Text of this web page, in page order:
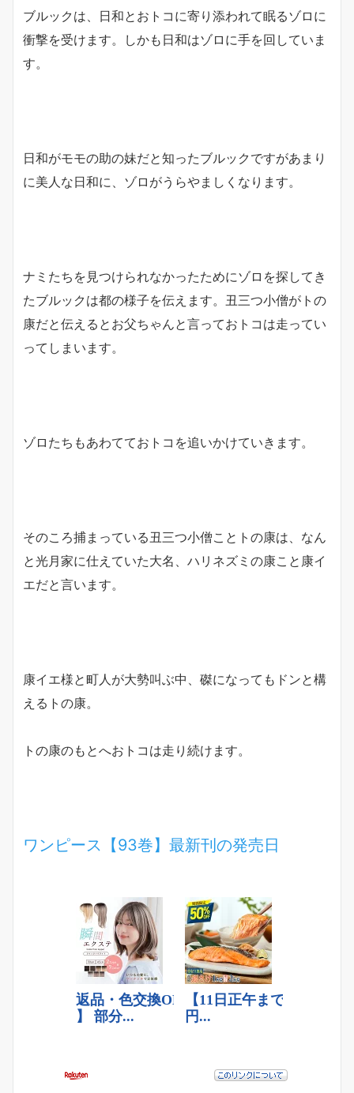
ブルックは、日和とおトコに寄り添われて眠るゾロに
衝撃を受けます。しかも日和はゾロに手を回していま
す。
日和がモモの助の妹だと知ったブルックですがあまり
に美人な日和に、ゾロがうらやましくなります。
ナミたちを見つけられなかったためにゾロを探してき
たブルックは都の様子を伝えます。丑三つ小僧がトの
康だと伝えるとお父ちゃんと言っておトコは走ってい
ってしまいます。
ゾロたちもあわてておトコを追いかけていきます。
そのころ捕まっている丑三つ小僧ことトの康は、なん
と光月家に仕えていた大名、ハリネズミの康こと康イ
エだと言います。
康イエ様と町人が大勢叫ぶ中、磔になってもドンと構
えるトの康。
トの康のもとへおトコは走り続けます。
ワンピース【93巻】最新刊の発売日